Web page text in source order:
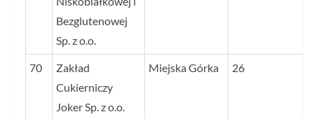
Bezglutenowej
Sp. z o.o.
70
Zakład
Cukierniczy
Joker Sp. z o.o.
Miejska Górka 26